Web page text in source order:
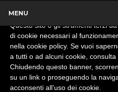
MENU
Informativa
Questo sito o gli strumenti terzi
di cookie necessari al
nella cookie policy. Se vuoi
a tutti o ad alcuni cookie, consulta
Chiudendo questo banner,
su un link o proseguendo la
acconsenti all’uso dei cookie.